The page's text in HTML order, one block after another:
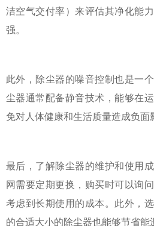
洁空气交付率）来评估其净化能
强。
此外，除尘器的噪音控制也是一
尘器通常配备静音技术，能够在
免对人体健康和生活质量造成负面
最后，了解除尘器的维护和使用
网需要定期更换，购买时可以询
考虑到长期使用的成本。此外，
的合适大小的除尘器也能够节省能